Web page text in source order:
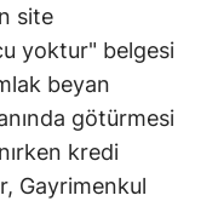
site
yoktur" belgesi
beyan
götürmesi
kredi
Gayrimenkul